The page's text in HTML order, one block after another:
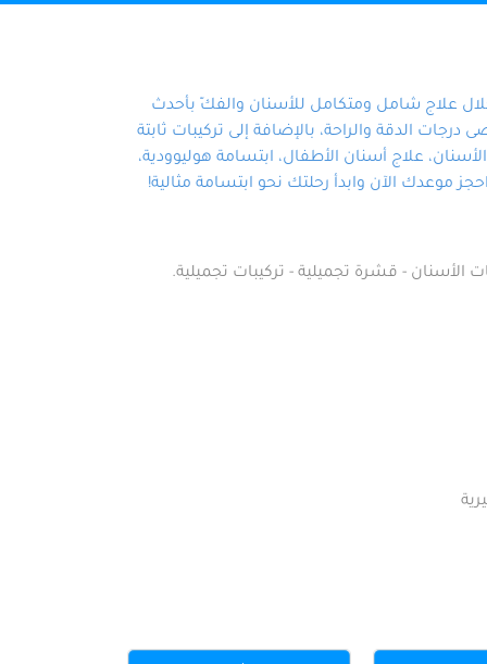
علاج شامل ومتكامل للأسنان والفكّ بأحدث
الدقة والراحة، بالإضافة إلى تركيبات ثابتة
علاج أسنان الأطفال، ابتسامة هوليوودية،
موعدك الآن وابدأ رحلتك نحو ابتسامة مثالية!
الأسنان - قشرة تجميلية - تركيبات تجميلية.